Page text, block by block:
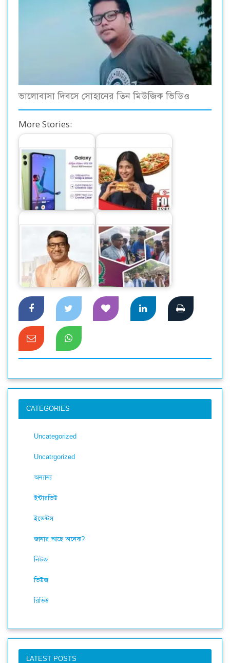
ভালোবাসা দিবসে সোহানের তিন মিউজিক ভিডিও
More Stories:
‘অসাম’ সিরিজের নতুন
স্মার্টফোন নিয়ে এলো
স্যামসাং
পাঠাও ফুড-এর ‘ফুড
ফেস্টিভাল’ ক্যাম্পেইন
ফরিদপুর-১ আসনে
এগিয়ে স্বতন্ত্র প্রার্থী
আরিফুর রহমান দোলন
ফরিদপুর-১ আসনে স্বতন্ত্র
প্রার্থী আরিফুর রহমান…
CATEGORIES
Uncategorized
Uncatrgorized
অন্যান্য
ইন্টারভিউ
ইভেন্টস
জানার আছে অনেক?
নিউজ
ভিউজ
রিভিউ
LATEST POSTS